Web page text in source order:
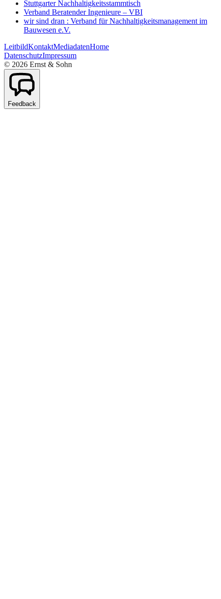
Stuttgarter Nachhaltigkeitsstammtisch
Verband Beratender Ingenieure – VBI
wir sind dran : Verband für Nachhaltigkeitsmanagement im
Bauwesen e.V.
LeitbildKontaktMediadatenHome
DatenschutzImpressum
© 2026 Ernst & Sohn
Feedback